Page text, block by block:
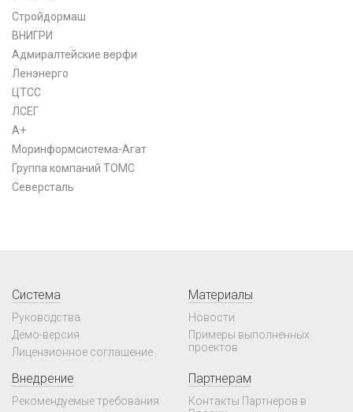
Стройдормаш
ВНИГРИ
Адмиралтейские верфи
Ленэнерго
ЦТСС
ЛСЕГ
А+
Моринформсистема-Агат
Группа компаний ТОМС
Северсталь
Система
Руководства
Демо-версия
Лицензионное соглашение
Материалы
Новости
Примеры выполненных
проектов
Внедрение
Рекомендуемые требования
Партнерам
Контакты Партнеров в